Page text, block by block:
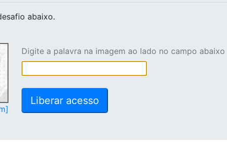
abaixo.
Digite a palavra na imagem ao lado no campo abaixo